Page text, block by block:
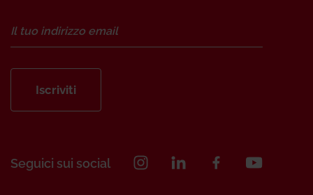
Iscriviti
Seguici sui social